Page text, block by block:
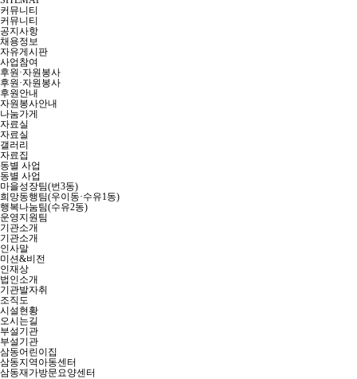
커뮤니티
커뮤니티
공지사항
채용정보
자유게시판
사업참여
후원·자원봉사
후원·자원봉사
후원안내
자원봉사안내
나눔가게
자료실
자료실
갤러리
자료집
동별 사업
동별 사업
마을성장팀(번3동)
희망동행팀(우이동·수유1동)
행복나눔팀(수유2동)
운영지원팀
기관소개
기관소개
인사말
미션&비전
인재상
법인소개
기관발자취
조직도
시설현황
오시는길
부설기관
부설기관
삼동어린이집
삼동지역아동센터
삼동재가방문요양센터